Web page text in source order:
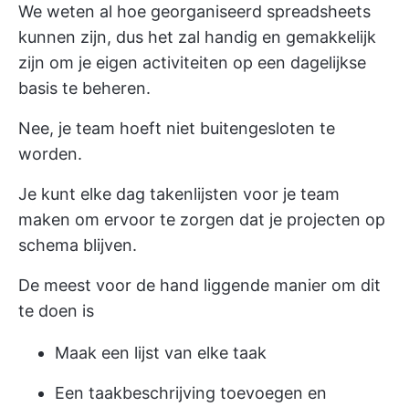
We weten al hoe georganiseerd spreadsheets
kunnen zijn, dus het zal handig en gemakkelijk
zijn om je eigen activiteiten op een dagelijkse
basis te beheren.
Nee, je team hoeft niet buitengesloten te
worden.
Je kunt elke dag takenlijsten voor je team
maken om ervoor te zorgen dat je projecten op
schema blijven.
De meest voor de hand liggende manier om dit
te doen is
Maak een lijst van elke taak
Een taakbeschrijving toevoegen en